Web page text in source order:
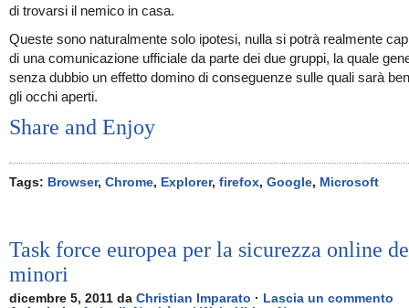
di trovarsi il nemico in casa.
Queste sono naturalmente solo ipotesi, nulla si potrà realmente
di una comunicazione ufficiale da parte dei due gruppi, la quale
senza dubbio un effetto domino di conseguenze sulle quali sarà
gli occhi aperti.
Share and Enjoy
Tags: Browser, Chrome, Explorer, firefox, Google, Microsoft
Task force europea per la sicurezza online
minori
dicembre 5, 2011 da Christian Imparato · Lascia un commento